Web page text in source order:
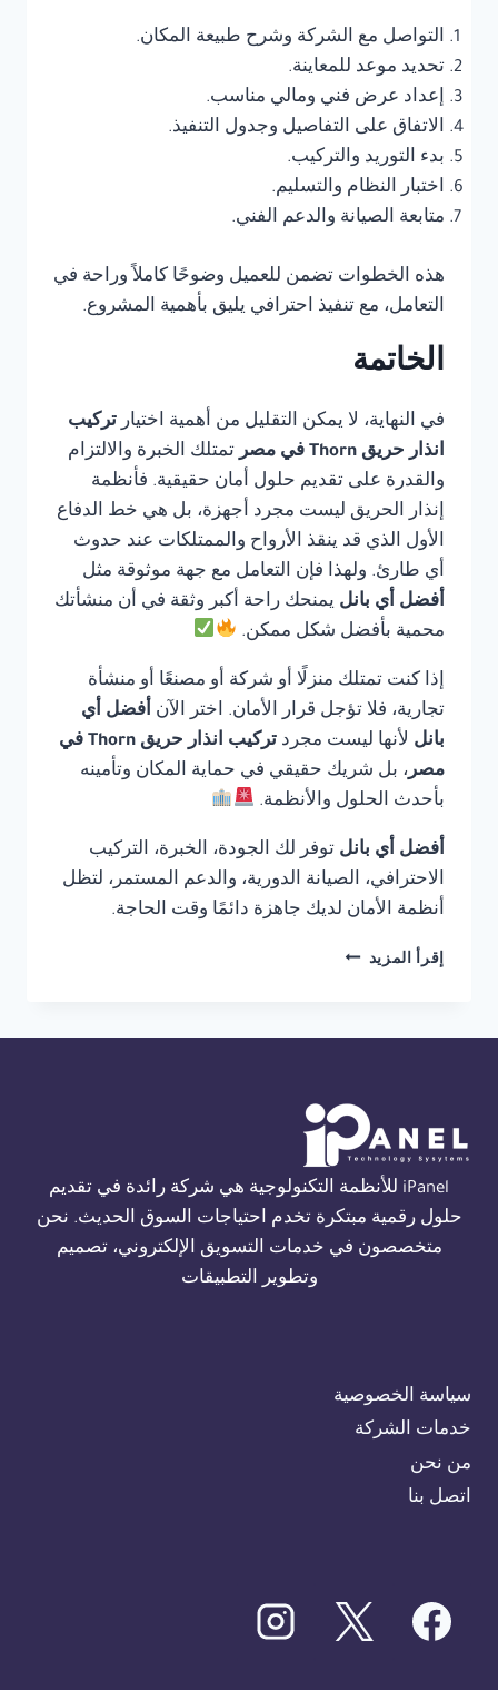
التواصل مع الشركة وشرح طبيعة المكان.
تحديد موعد للمعاينة.
إعداد عرض فني ومالي مناسب.
الاتفاق على التفاصيل وجدول التنفيذ.
بدء التوريد والتركيب.
اختبار النظام والتسليم.
متابعة الصيانة والدعم الفني.
هذه الخطوات تضمن للعميل وضوحًا كاملاً وراحة في
التعامل، مع تنفيذ احترافي يليق بأهمية المشروع.
الخاتمة
في النهاية، لا يمكن التقليل من أهمية اختيار تركيب
انذار حريق Thorn في مصر
تمتلك الخبرة والالتزام
والقدرة على تقديم حلول أمان حقيقية. فأنظمة
إنذار الحريق ليست مجرد أجهزة، بل هي خط الدفاع
الأول الذي قد ينقذ الأرواح والممتلكات عند حدوث
أي طارئ. ولهذا فإن التعامل مع جهة موثوقة مثل
أفضل أي بانل يمنحك راحة أكبر وثقة في أن منشأتك
محمية بأفضل شكل ممكن.
إذا كنت تمتلك منزلًا أو شركة أو مصنعًا أو منشأة
تجارية، فلا تؤجل قرار الأمان. اختر الآن أفضل أي
بانل لأنها ليست مجرد
تركيب انذار حريق Thorn في
مصر، بل شريك حقيقي في حماية المكان وتأمينه
بأحدث الحلول والأنظمة.
أفضل أي بانل توفر لك الجودة، الخبرة، التركيب
الاحترافي، الصيانة الدورية، والدعم المستمر، لتظل
أنظمة الأمان لديك جاهزة دائمًا وقت الحاجة.
إقرأ المزيد تركيب
01554305486
iPanel للأنظمة التكنولوجية هي شركة رائدة في تقديم
حلول رقمية مبتكرة تخدم احتياجات السوق الحديث. نحن
متخصصون في خدمات التسويق الإلكتروني، تصميم
وتطوير التطبيقات
سياسة الخصوصية
خدمات الشركة
من نحن
اتصل بنا